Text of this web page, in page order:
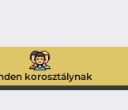
korosztálynak